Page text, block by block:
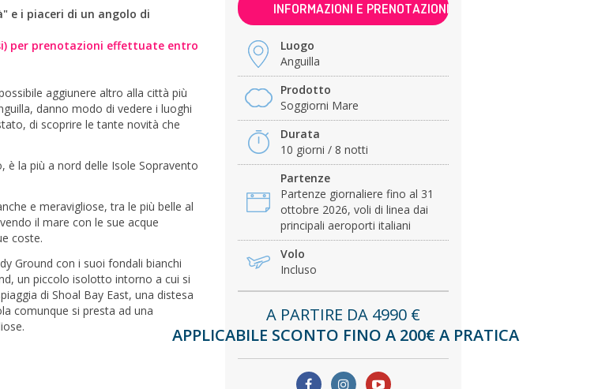
e i piaceri di un angolo di
per prenotazioni effettuate entro
aggiunere altro alla città più
danno modo di vedere i luoghi
di scoprire le tante novità che
è la più a nord delle Isole Sopravento
e meravigliose, tra le più belle al
il mare con le sue acque
coste.
Ground con i suoi fondali bianchi
un piccolo isolotto intorno a cui si
di Shoal Bay East, una distesa
comunque si presta ad una
INFORMAZIONI E PRENOTAZIONI
Luogo
Anguilla
Prodotto
Soggiorni Mare
Durata
10 giorni / 8 notti
Partenze
Partenze giornaliere fino al 31
ottobre 2026, voli di linea dai
principali aeroporti italiani
Volo
Incluso
A PARTIRE DA 4990 €
APPLICABILE SCONTO FINO A 200€ A PRATICA